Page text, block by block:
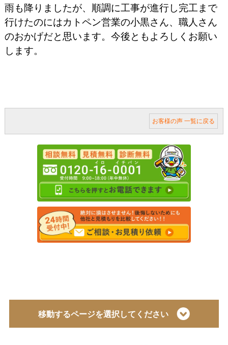
雨も降りましたが、順調に工事が進行し完工まで
行けたのにはカトペン営業の小黒さん、職人さん
のおかげだと思います。今後ともよろしくお願い
します。
お客様の声 一覧に戻る
移動するページを選択してください